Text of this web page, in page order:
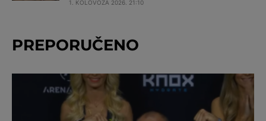
1. KOLOVOZA 2026. 21:10
PREPORUČENO